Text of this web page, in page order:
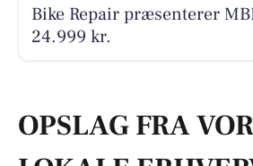
Bike Repair præsenterer
24.999 kr.
OPSLAG FRA